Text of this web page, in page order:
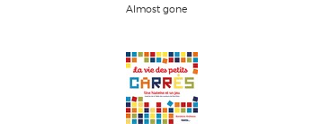
Almost gone